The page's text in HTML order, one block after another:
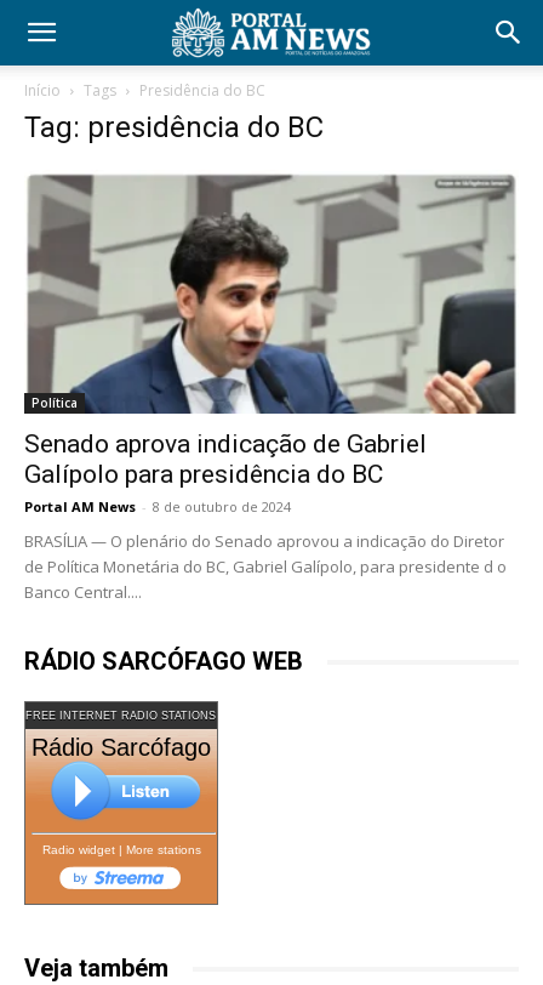
Início Tags Presidência do BC
Tag: presidência do BC
Política
Senado aprova indicação de Gabriel
Galípolo para presidência do BC
Portal AM News - 8 de outubro de 2024
BRASÍLIA — O plenário do Senado aprovou a indicação do Diretor
de Política Monetária do BC, Gabriel Galípolo, para presidente d o
Banco Central....
RÁDIO SARCÓFAGO WEB
FREE INTERNET RADIO STATIONS
Rádio Sarcófago
Radio widget| More stations
Veja também